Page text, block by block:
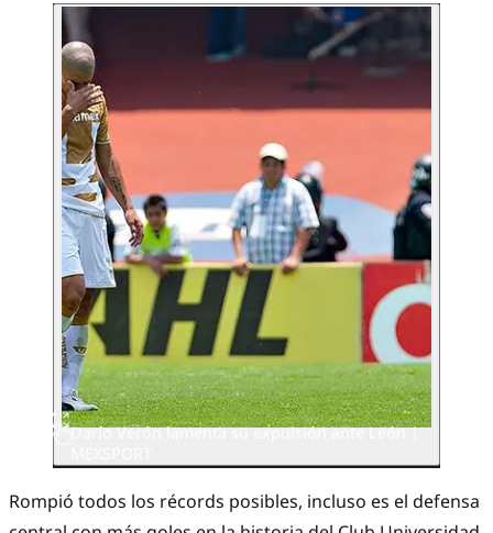
Darío Verón lamenta su expulsión ante León |
Rompió todos los récords posibles, incluso es el defensa